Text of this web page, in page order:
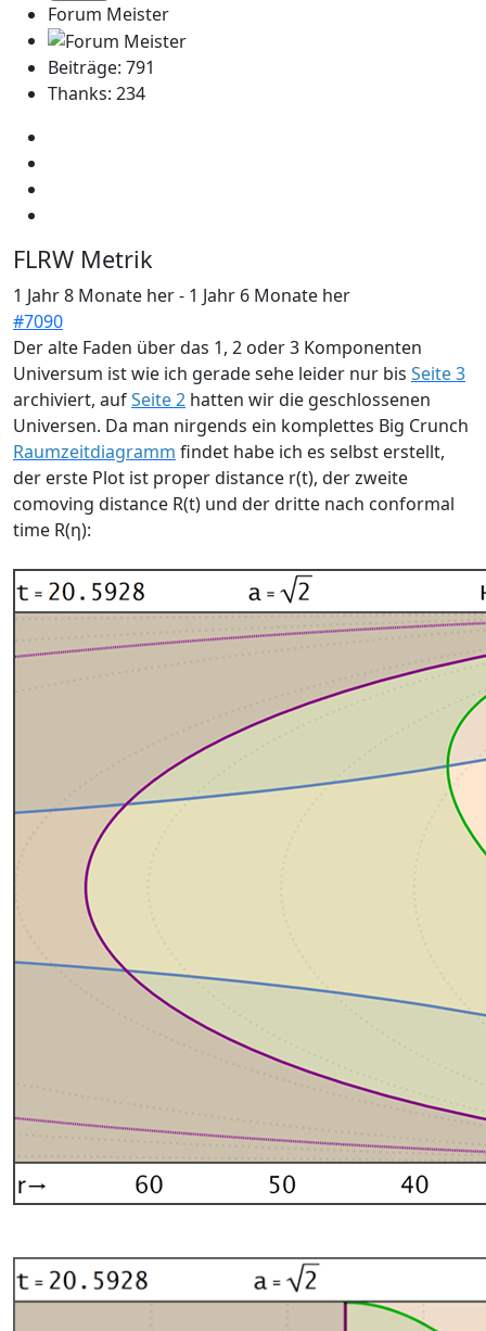
Forum Meister
Beiträge: 791
Thanks: 234
FLRW Metrik
1 Jahr 8 Monate her- 1 Jahr 6 Monate her
#7090
Der alte Faden über das 1, 2 oder 3 Komponenten
Universum ist wie ich gerade sehe leider nur bis Seite 3
archiviert, aufSeite 2 hatten wir die geschlossenen
Universen. Da man nirgends ein komplettes Big Crunch
Raumzeitdiagramm findet habe ich es selbst erstellt,
der erste Plot ist proper distance r(t), der zweite
comoving distance R(t) und der dritte nach conformal
time R(η):